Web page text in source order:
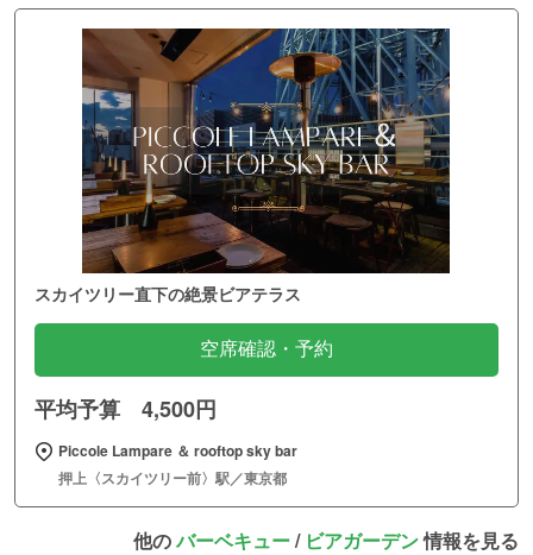
スカイツリー直下の絶景ビアテラス
空席確認・予約
平均予算 4,500円
Piccole Lampare ＆ rooftop sky bar
押上〈スカイツリー前〉駅／東京都
他のバーベキュー/ ビアガーデン情報を見る